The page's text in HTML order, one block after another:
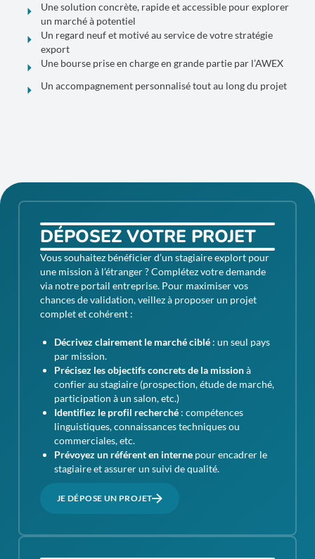
Une solution concrète, rapide et accessible pour explorer
un marché à potentiel
Un regard neuf et motivé au service de votre stratégie
export
Une bourse prise en charge en grande partie par l’AWEX
Un accompagnement personnalisé tout au long du projet
DÉPOSEZ VOTRE PROJET
Vous souhaitez bénéficier d’un stagiaire explort pour
une mission à l’étranger ? Complétez votre demande
via notre portail entreprise. Pour maximiser vos
chances de validation, veillez à proposer un projet
complet et cohérent :
Décrivez clairement le marché ciblé: un seul pays
par mission.
Précisez les objectifs concrets de la missionà
confier au stagiaire (prospection, étude de marché,
participation à un salon, etc.)
Identifiez le profil recherché: compétences
linguistiques, connaissances techniques ou
commerciales, etc.
Prévoyez un référent en internepour encadrer le
stagiaire et assurer un suivi de qualité.
JE DÉPOSE UN PROJET